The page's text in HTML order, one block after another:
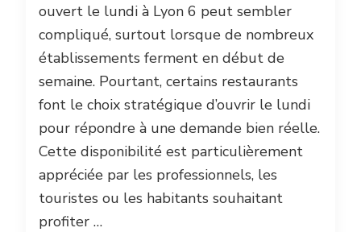
ouvert le lundi à Lyon 6 peut sembler
compliqué, surtout lorsque de nombreux
établissements ferment en début de
semaine. Pourtant, certains restaurants
font le choix stratégique d’ouvrir le lundi
pour répondre à une demande bien réelle.
Cette disponibilité est particulièrement
appréciée par les professionnels, les
touristes ou les habitants souhaitant
profiter …